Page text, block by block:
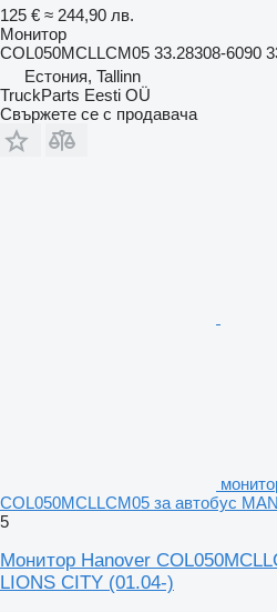
125 € ≈ 244,90 лв.
Монитор
COL050MCLLCM05 33.28308-6090
Естония, Tallinn
TruckParts Eesti OÜ
Свържете се с продавача
COL050MCLLCM05 за автобус
5
Монитор Hanover
LIONS CITY (01.04-)